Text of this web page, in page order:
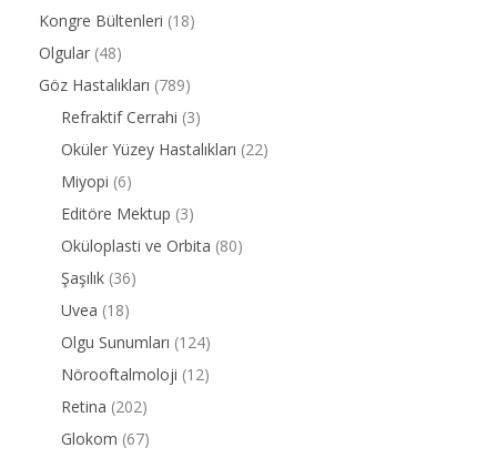
Kongre Bültenleri (18)
Olgular (48)
Göz Hastalıkları (789)
Refraktif Cerrahi (3)
Oküler Yüzey Hastalıkları (22)
Miyopi (6)
Editöre Mektup (3)
Oküloplasti ve Orbita (80)
Şaşılık (36)
Uvea (18)
Olgu Sunumları (124)
Nörooftalmoloji (12)
Retina (202)
Glokom (67)